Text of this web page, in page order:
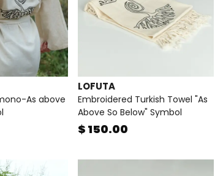
As above
LOFUTA
Embroidered Turkish Towel "As
Above So Below" Symbol
$ 150.00